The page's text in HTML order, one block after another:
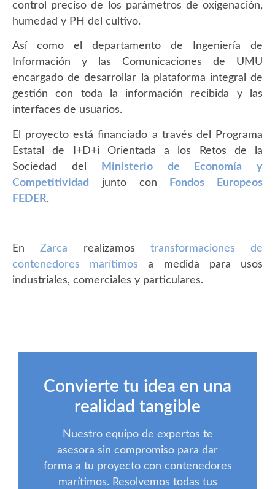
control preciso de los parámetros de oxigenación,
humedad y PH del cultivo.
Así como el departamento de Ingeniería de
Información y las Comunicaciones de UMU
encargado de desarrollar la plataforma integral de
gestión con toda la información recibida y las
interfaces de usuarios.
El proyecto está financiado a través del Programa
Estatal de I+D+i Orientada a los Retos de la
Sociedad del
Ministerio de Economía y
Competitividad
junto con
Fondos Europeos
FEDER.
EnZarca realizamos transformaciones de
contenedores marítimos a medida para usos
industriales, comerciales y particulares.
Convierte tu idea en una
realidad tangible
Nuestro equipo de expertos te
asesora sin compromiso para dar
forma a tu proyecto con contenedores
marítimos. Resolvemos todas tus